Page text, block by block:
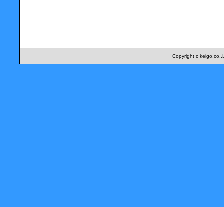
Copyright c